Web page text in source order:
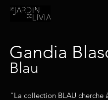
Gandia
Blau
"La collection BLAU cherche